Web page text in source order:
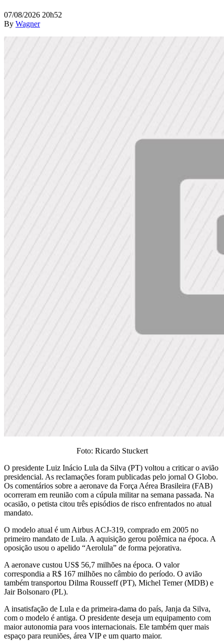
07/08/2026 20h52
By Wagner
Foto: Ricardo Stuckert
O presidente Luiz Inácio Lula da Silva (PT) voltou a criticar o avião
presidencial. As reclamações foram publicadas pelo jornal O Globo.
Os comentários sobre a aeronave da Força Aérea Brasileira (FAB)
ocorreram em reunião com a cúpula militar na semana passada. Na
ocasião, o petista citou três episódios de risco enfrentados no atual
mandato.
O modelo atual é um Airbus ACJ-319, comprado em 2005 no
primeiro mandato de Lula. A aquisição gerou polêmica na época. A
oposição usou o apelido “Aerolula” de forma pejorativa.
A aeronave custou US$ 56,7 milhões na época. O valor
correspondia a R$ 167 milhões no câmbio do período. O avião
também transportou Dilma Rousseff (PT), Michel Temer (MDB) e
Jair Bolsonaro (PL).
A insatisfação de Lula e da primeira-dama do país, Janja da Silva,
com o modelo é antiga. O presidente deseja um equipamento com
maior autonomia para voos internacionais. Ele também quer mais
espaço para reuniões, área VIP e um quarto maior.